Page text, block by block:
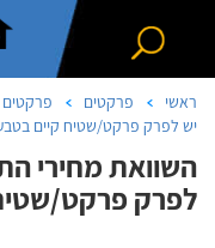
ראשי פרקטים פרקטים
יש לפרק פרקט/שטיח קיים
השוואת מחירי
לפרק פרקט/